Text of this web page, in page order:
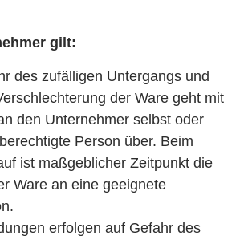
gilt:
des zufälligen Untergangs und
der Ware geht mit
den Unternehmer selbst oder
Person über. Beim
ist maßgeblicher Zeitpunkt die
Ware an eine geeignete
erfolgen auf Gefahr des